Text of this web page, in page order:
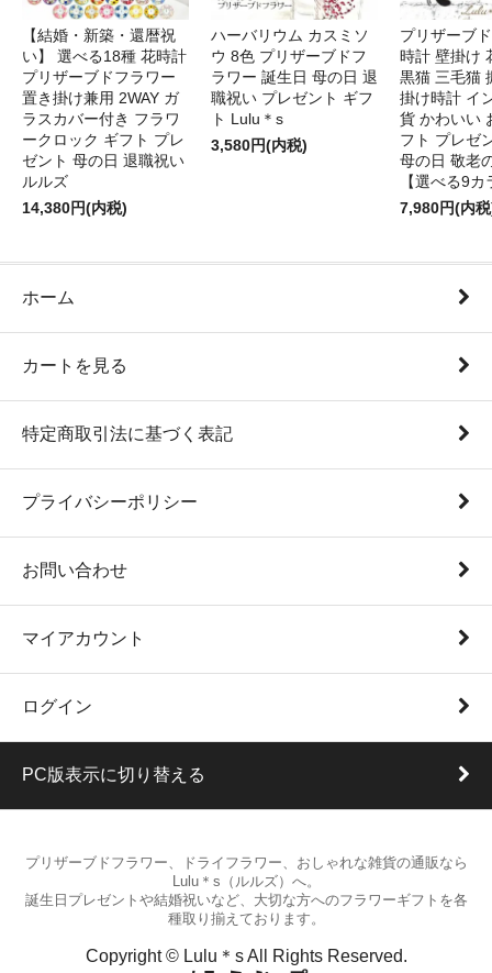
【結婚・新築・還暦祝
い】 選べる18種 花時計
プリザーブドフラワー
置き掛け兼用 2WAY ガ
ラスカバー付き フラワ
ークロック ギフト プレ
ゼント 母の日 退職祝い
ルルズ
14,380円(内税)
ハーバリウム カスミソ
ウ 8色 プリザーブドフ
ラワー 誕生日 母の日 退
職祝い プレゼント ギフ
ト Lulu＊s
3,580円(内税)
プリザーブ
時計 壁掛け
黒猫 三毛猫
掛け時計 イ
貨 かわいい
フト プレゼ
母の日 敬老
【選べる9カ
7,980円(内
ホーム
カートを見る
特定商取引法に基づく表記
プライバシーポリシー
お問い合わせ
マイアカウント
ログイン
PC版表示に切り替える
プリザーブドフラワー、ドライフラワー、おしゃれな雑貨の通販なら
Lulu＊s（ルルズ）へ。
誕生日プレゼントや結婚祝いなど、大切な方へのフラワーギフトを各
種取り揃えております。
Copyright © Lulu＊s All Rights Reserved.